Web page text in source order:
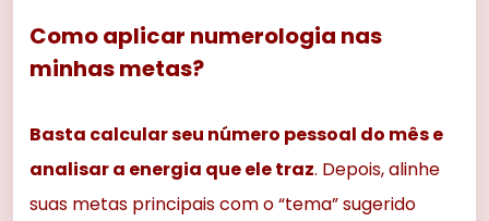
Como aplicar numerologia nas
minhas metas?
Basta calcular seu número pessoal do mês e
analisar a energia que ele traz. Depois, alinhe
suas metas principais com o “tema” sugerido